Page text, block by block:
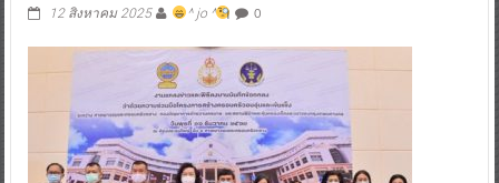
12 สิงหาคม 2025 ^ jo ^ 0